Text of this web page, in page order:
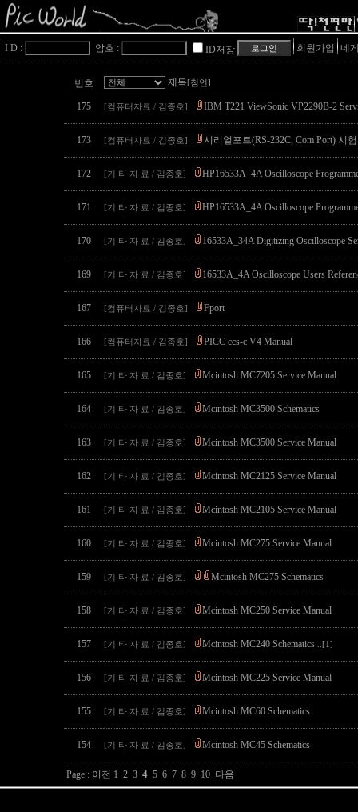
I D : 암호 : ID저장 회원가입 네
번호 제목[첨언]
175 [컴퓨터자료 / 김종호] IBM T221 ViewSonic VP2290B-2
173 [컴퓨터자료 / 김종호] 시리얼포트(RS-232C, Com Port) 시
172 [기 타 자 료 / 김종호] HP16533A_4A Oscilloscope
171 [기 타 자 료 / 김종호] HP16533A_4A Oscilloscope
170 [기 타 자 료 / 김종호] 16533A_34A Digitizing Oscilloscope
169 [기 타 자 료 / 김종호] 16533A_4A Oscilloscope Users
167 [컴퓨터자료 / 김종호] Fport
166 [컴퓨터자료 / 김종호] PICC ccs-c V4 Manual
165 [기 타 자 료 / 김종호] Mcintosh MC7205 Service Manual
164 [기 타 자 료 / 김종호] Mcintosh MC3500 Schematics
163 [기 타 자 료 / 김종호] Mcintosh MC3500 Service Manual
162 [기 타 자 료 / 김종호] Mcintosh MC2125 Service Manual
161 [기 타 자 료 / 김종호] Mcintosh MC2105 Service Manual
160 [기 타 자 료 / 김종호] Mcintosh MC275 Service Manual
159 [기 타 자 료 / 김종호] Mcintosh MC275 Schematics
158 [기 타 자 료 / 김종호] Mcintosh MC250 Service Manual
157 [기 타 자 료 / 김종호] Mcintosh MC240 Schematics ..[1]
156 [기 타 자 료 / 김종호] Mcintosh MC225 Service Manual
155 [기 타 자 료 / 김종호] Mcintosh MC60 Schematics
154 [기 타 자 료 / 김종호] Mcintosh MC45 Schematics
Page : 이전 1 2 3 4 5 6 7 8 9 10 다음